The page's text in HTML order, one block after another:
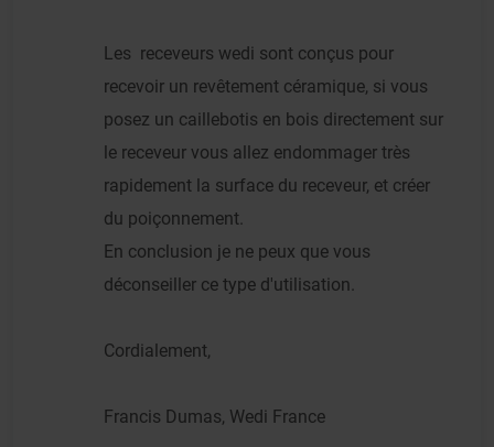
Les receveurs wedi sont conçus pour
recevoir un revêtement céramique, si vous
posez un caillebotis en bois directement sur
le receveur vous allez endommager très
rapidement la surface du receveur, et créer
du poiçonnement.
En conclusion je ne peux que vous
déconseiller ce type d'utilisation.
Cordialement,
Francis Dumas, Wedi France